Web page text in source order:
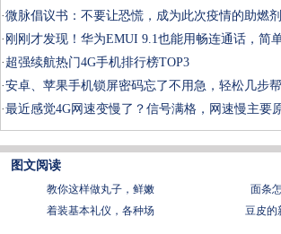
·微脉倡议书：不要让恐慌，成为此次疫情的助燃剂
· 刚刚才发现！华为EMUI 9.1也能用畅连通话，简
· 超强续航热门4G手机排行榜TOP3
·安卓、苹果手机锁屏密码忘了不用急，轻松几步
·最近感觉4G网速变慢了？信号满格，网速慢主要
图文阅读
教你这样做丸子，鲜嫩
面条
着装基本礼仪，各种场
豆皮的